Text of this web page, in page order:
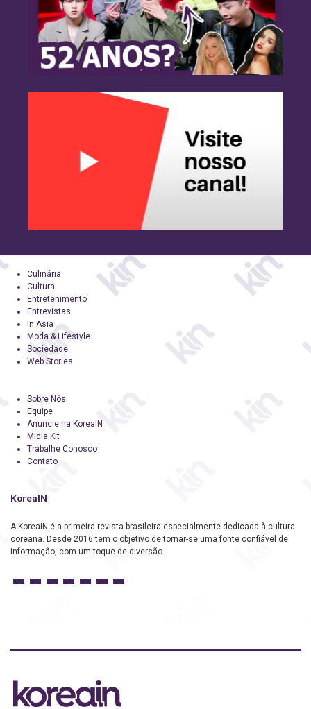
Culinária
Cultura
Entretenimento
Entrevistas
In Asia
Moda & Lifestyle
Sociedade
Web Stories
Sobre Nós
Equipe
Anuncie na KoreaIN
Midia Kit
Trabalhe Conosco
Contato
KoreaIN
A KoreaIN é a primeira revista brasileira especialmente dedicada à cultura
coreana. Desde 2016 tem o objetivo de tornar-se uma fonte confiável de
informação, com um toque de diversão.